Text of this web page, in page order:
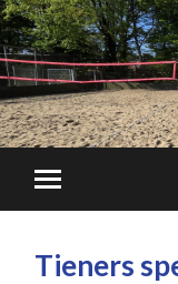
Tieners